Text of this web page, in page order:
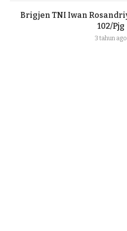
Brigjen TNI Iwan
102/Pjg
3 tahun ago